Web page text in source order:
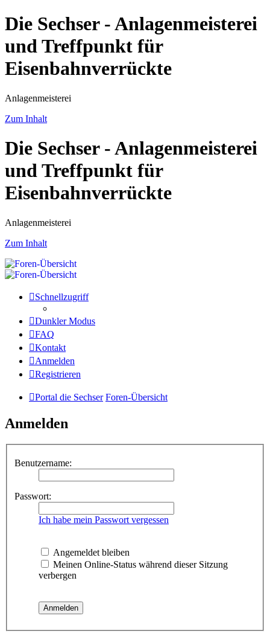
Die Sechser - Anlagenmeisterei
und Treffpunkt für
Eisenbahnverrückte
Anlagenmeisterei
Zum Inhalt
Die Sechser - Anlagenmeisterei
und Treffpunkt für
Eisenbahnverrückte
Anlagenmeisterei
Zum Inhalt
Schnellzugriff
Dunkler Modus
FAQ
Kontakt
Anmelden
Registrieren
Portal die Sechser Foren-Übersicht
Anmelden
Benutzername:
Passwort:
Ich habe mein Passwort vergessen
Angemeldet bleiben
Meinen Online-Status während dieser Sitzung
verbergen